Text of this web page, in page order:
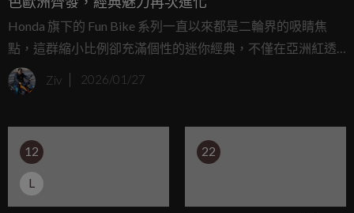
Honda 旗下的 Fun Bike 系列一直以來都是二輪界的吸睛焦
點，這群縮小比例卻充滿個性的迷你經典，不僅在亞洲紅透
半邊天，連在歐美市場都寫下了亮眼的銷售佳績，隨著 2026
年式的到來，Honda 針對旗下的 Monkey 125、ST125 Dax
Ziv 2026/01/27
12
L
22